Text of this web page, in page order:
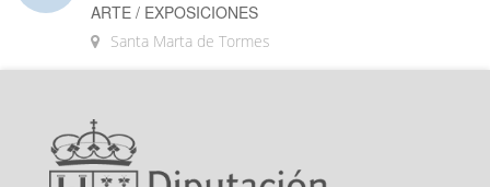
ARTE / EXPOSICIONES
Santa Marta de Tormes